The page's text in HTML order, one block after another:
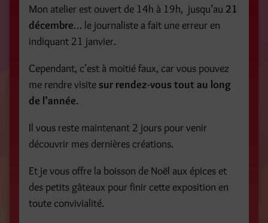
Mon atelier est ouvert de 14h à 19h, jusqu’au 21
décembre… le journaliste a fait une erreur en
indiquant 21 janvier.
Cependant, c’est à moitié faux, car vous pouvez
me rendre visite sur rendez-vous tout au long
de l’année.
Il vous reste maintenant 2 jours pour venir
découvrir mes dernières créations.
Et je vous offre la boisson de Noël aux épices et
des petits gâteaux pour finir cette exposition en
toute convivialité.